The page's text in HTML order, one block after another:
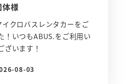
様
クロバスレンタカーをご
！いつもABUS.をご利用い
ざいます！
日
08-03